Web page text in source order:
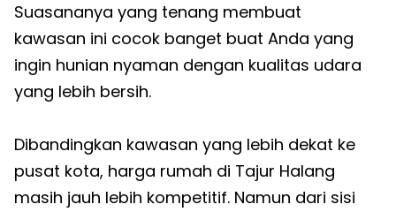
Suasananya yang tenang membuat
kawasan ini cocok banget buat Anda yang
ingin hunian nyaman dengan kualitas udara
yang lebih bersih.
Dibandingkan kawasan yang lebih dekat ke
pusat kota, harga rumah di Tajur Halang
masih jauh lebih kompetitif. Namun dari sisi